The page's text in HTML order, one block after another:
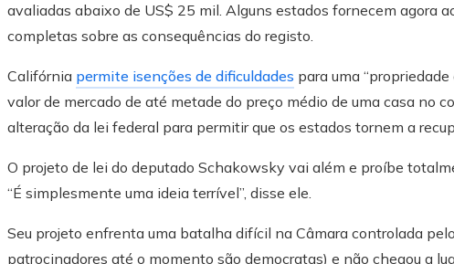
avaliadas abaixo de US$ 25 mil. Alguns estados fornecem agora
completas sobre as consequências do registo.
Califórnia permite isenções de dificuldades para uma
valor de mercado de até metade do preço médio de uma casa no
alteração da lei federal para permitir que os estados tornem a
O projeto de lei do deputado Schakowsky vai além e proíbe
“É simplesmente uma ideia terrível”, disse ele.
Seu projeto enfrenta uma batalha difícil na Câmara controlada
patrocinadores até o momento são democratas) e não chegou a